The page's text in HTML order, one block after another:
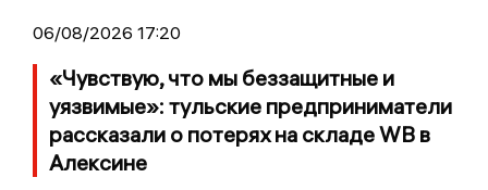
06/08/2026 17:20
«Чувствую, что мы беззащитные и
уязвимые»: тульские предприниматели
рассказали о потерях на складе WB в
Алексине